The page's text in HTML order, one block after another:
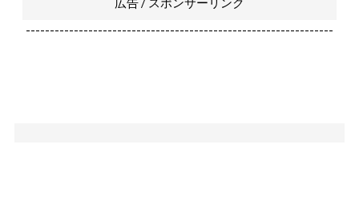
----------------------------------------------------------------